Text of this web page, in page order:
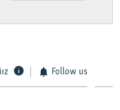
Follow us